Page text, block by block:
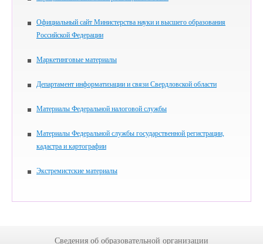
Официальный сайт Министерства науки и высшего образования
Российской Федерации
Маркетинговые материалы
Департамент информатизации и связи Свердловской области
Материалы Федеральной налоговой службы
Материалы Федеральной службы государственной регистрации,
кадастра и картографии
Экстремистские материалы
Сведения об образовательной организации